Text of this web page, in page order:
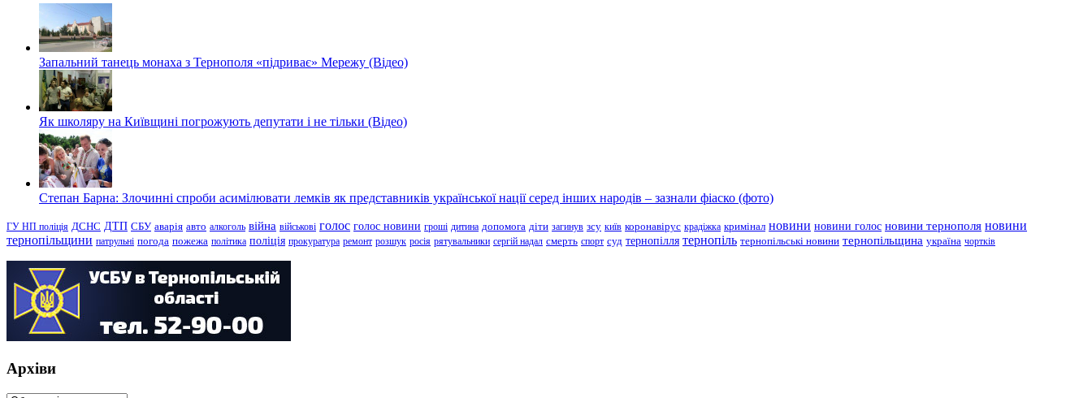
Запальний танець монаха з Тернополя «підриває» Мережу (Відео)
Як школяру на Київщині погрожують депутати і не тільки (Відео)
Степан Барна: Злочинні спроби асимілювати лемків як представників української нації серед інших народів – зазнали фіаско (фото)
ГУ НП поліція ДСНС ДТП СБУ аварія авто алкоголь війна військові голос голос новини гроші дитина допомога діти загинув зсу київ коронавірус крадіжка кримінал новини новини голос новини тернополя новини
тернопільщини патрульні погода пожежа політика поліція прокуратура ремонт розшук росія рятувальники сергій надал смерть спорт суд тернопілля тернопіль тернопільські новини тернопільщина україна чортків
Архіви